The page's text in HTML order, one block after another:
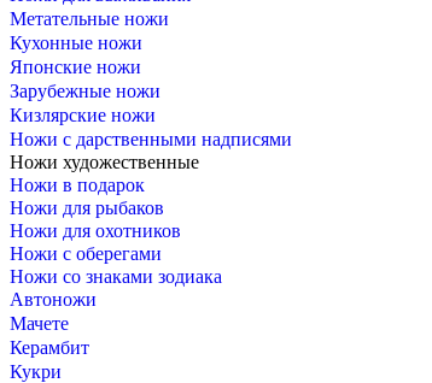
Метательные ножи
Кухонные ножи
Японские ножи
Зарубежные ножи
Кизлярские ножи
Ножи с дарственными надписями
Ножи художественные
Ножи в подарок
Ножи для рыбаков
Ножи для охотников
Ножи с оберегами
Ножи со знаками зодиака
Автоножи
Мачете
Керамбит
Кукри